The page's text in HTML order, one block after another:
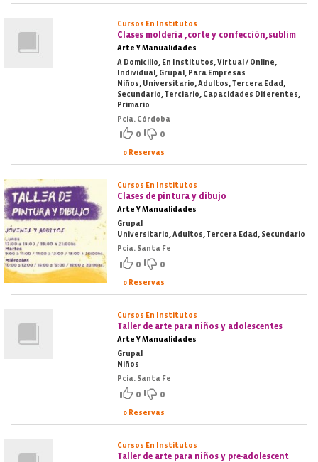
Cursos En Institutos
Clases molderia ,corte y confección,sublim
Arte Y Manualidades
A Domicilio, En Institutos, Virtual / Online,
Individual, Grupal, Para Empresas
Niños, Universitario, Adultos, Tercera Edad,
Secundario, Terciario, Capacidades Diferentes,
Primario
Pcia. Córdoba
0 0
0 Reservas
Cursos En Institutos
Clases de pintura y dibujo
Arte Y Manualidades
Grupal
Universitario, Adultos, Tercera Edad, Secundario
Pcia. Santa Fe
0 0
0 Reservas
Cursos En Institutos
Taller de arte para niños y adolescentes
Arte Y Manualidades
Grupal
Niños
Pcia. Santa Fe
0 0
0 Reservas
Cursos En Institutos
Taller de arte para niños y pre-adolescent